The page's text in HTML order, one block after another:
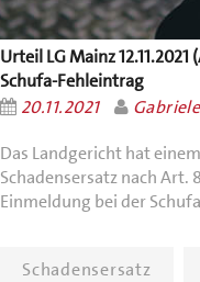
Urteil LG Mainz
Schufa-Fehleintrag
20.11.2021
Das Landgericht hat
Schadensersatz nach Art.
Einmeldung bei der
Schadensersatz